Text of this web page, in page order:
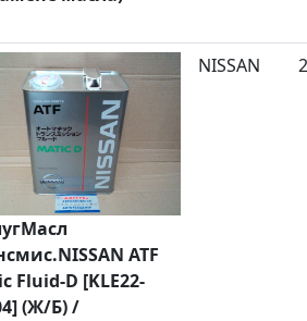
[6]
[5]
[13]
[2]
[1]
[14]
[1]
[10]
[212]
ATF
Fluid-D [KLE22-
(Ж/Б) /
NISSAN 2